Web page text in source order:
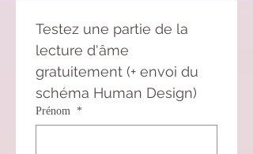
Testez une partie de la
lecture d'âme
gratuitement (+ envoi du
schéma Human Design)
Prénom *